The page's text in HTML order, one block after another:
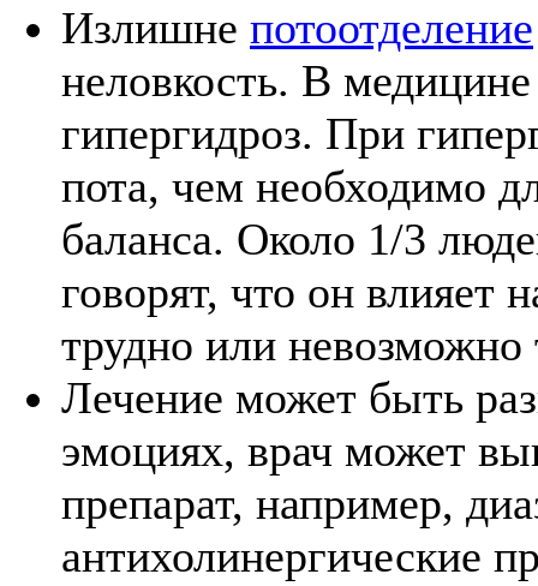
Излишне потоотделение
неловкость. В медицине
гипергидроз. При
пота, чем необходимо
баланса. Около 1/3
говорят, что он влияет
трудно или невозможно
Лечение может быть
эмоциях, врач может
препарат, например,
антихолинергические